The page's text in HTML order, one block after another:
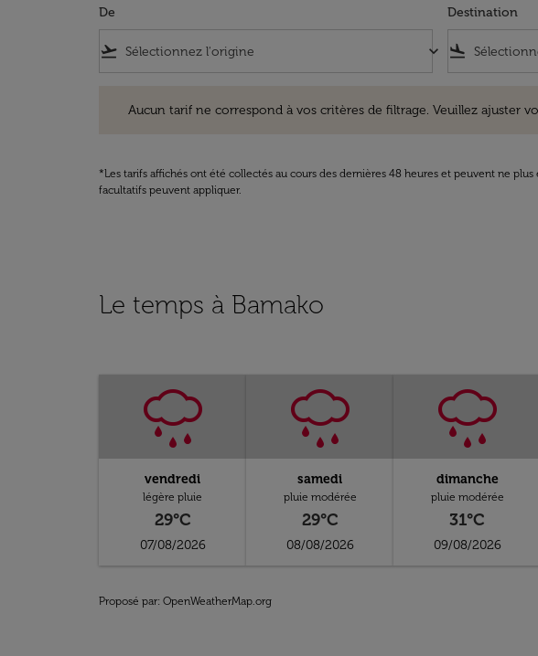
De
flight_takeoff keyboard_arrow_down
Destination
flight_land
Aucun tarif ne correspond à vos critères de filtrage. Veuillez ajuster
*Les tarifs affichés ont été collectés au cours des dernières 48 heures et peuvent ne
facultatifs peuvent appliquer.
Le temps à Bamako
vendredi
légère pluie
29°C
07/08/2026
samedi
pluie modérée
29°C
08/08/2026
dimanche
pluie modérée
31°C
09/08/2026
Proposé par: OpenWeatherMap.org